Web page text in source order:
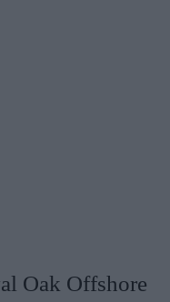
Oak Offshore